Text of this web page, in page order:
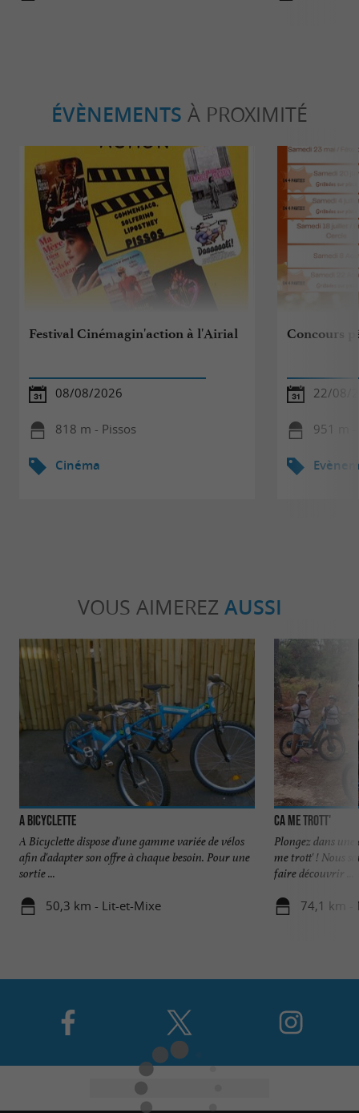
ÉVÈNEMENTS À PROXIMITÉ
Festival Cinémagin'action à l'Airial
08/08/2026
818 m - Pissos
Cinéma
Concours
22/08/
951 m -
VOUS AIMEREZ AUSSI
A Bicyclette
A Bicyclette dispose d'une gamme variée de vélos
afin d'adapter son offre à chaque besoin. Pour une
sortie ...
50,3 km - Lit-et-Mixe
Ca me trott'
Plongez dans
me trott' ! Nous
faire découvrir ...
74,1 km -